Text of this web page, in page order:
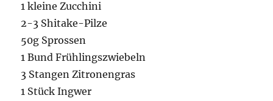
1 kleine Zucchini
2-3 Shitake-Pilze
50g Sprossen
1 Bund Frühlingszwiebeln
3 Stangen Zitronengras
1 Stück Ingwer